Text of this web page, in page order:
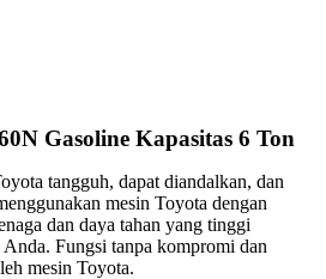
Gasoline Kapasitas 6 Ton
tangguh, dapat diandalkan, dan
mesin Toyota dengan
dan daya tahan yang tinggi
Fungsi tanpa kompromi dan
mesin Toyota.